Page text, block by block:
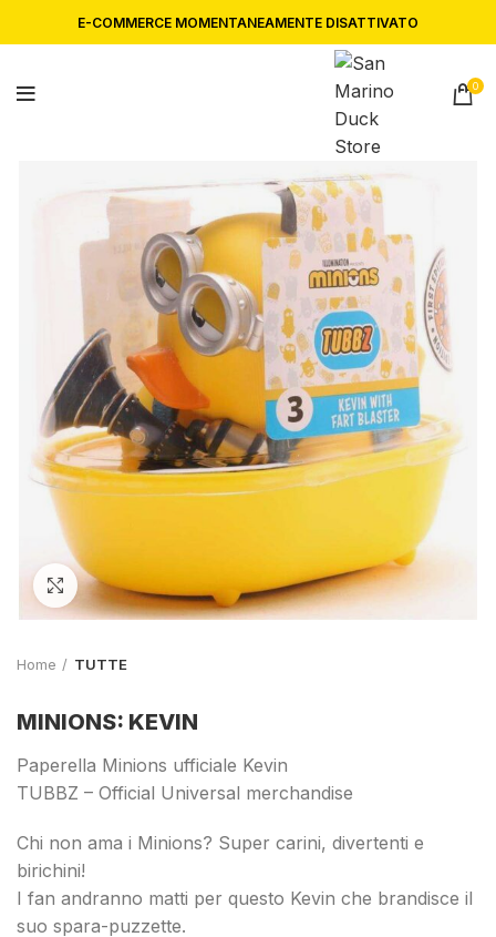
0
Click to enlarge
Home TUTTE
MINIONS: KEVIN
Paperella Minions ufficiale Kevin
TUBBZ – Official Universal merchandise
Chi non ama i Minions? Super carini, divertenti e
birichini!
I fan andranno matti per questo Kevin che brandisce il
suo spara-puzzette.
E-COMMERCE MOMENTANEAMENTE DISATTIVATO